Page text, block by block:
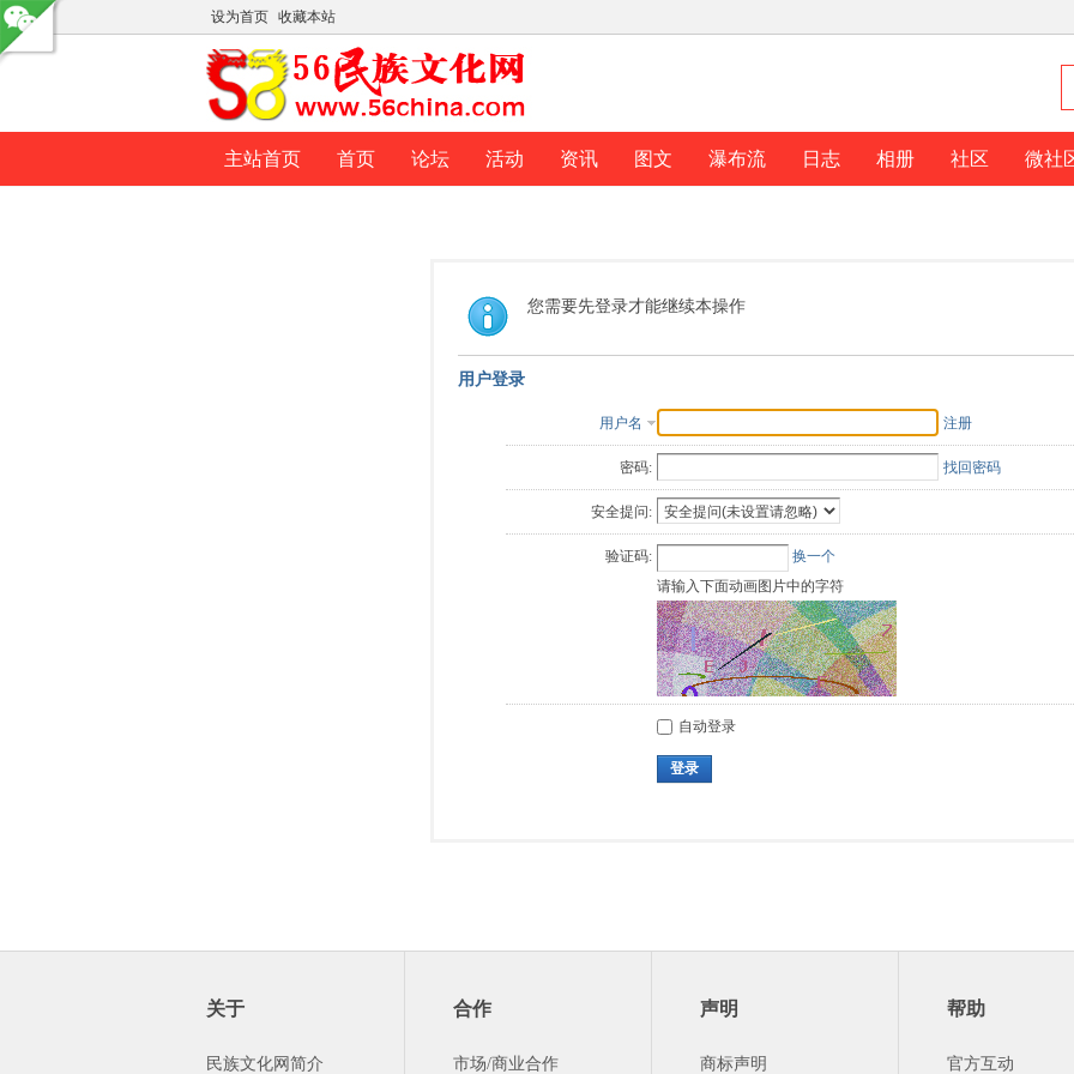
设为首页 收藏本站
主站首页 首页 论坛 活动 资讯 图文 瀑布流 日志 相册 社区 微社
您需要先登录才能继续本操作
用户登录
用户名 注册
密码: 找回密码
安全提问:
验证码:
换一个
请输入下面动画图片中的字符
自动登录
登录
关于
民族文化网简介
合作
市场/商业合作
声明
商标声明
帮助
官方互动